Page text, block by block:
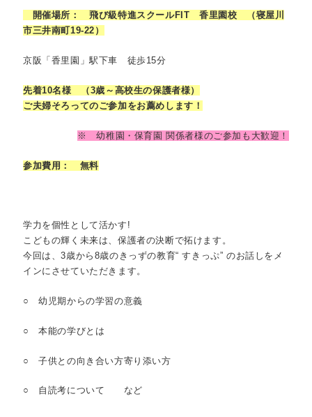
開催場所： 飛び級特進スクールFIT 香里園校 （寝屋川
市三井南町19-22 ）
京阪「香里園」駅下車 徒歩15分
先着10名様 （3歳～高校生の保護者様）
ご夫婦そろってのご参加をお薦めします！
※ 幼稚園・保育園 関係者様のご参加も大歓迎！
参加費用： 無料
学力を個性として活かす!
こどもの輝く未来は、保護者の決断で拓けます。
今回は、3歳から8歳のきっずの教育“ すきっぷ” のお話しをメ
インにさせていただきます。
○ 幼児期からの学習の意義
○ 本能の学びとは
○ 子供との向き合い方寄り添い方
○ 自読考について など